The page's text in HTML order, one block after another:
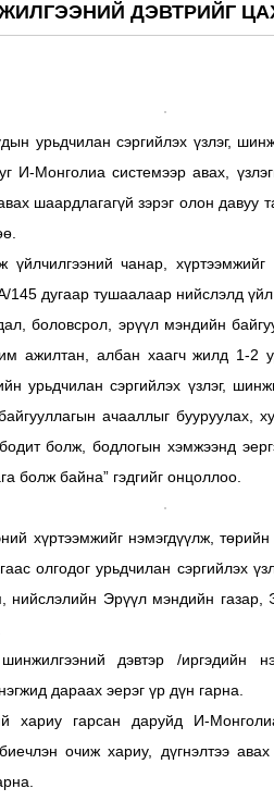
ДЭВТРИЙГ
урьдчилан сэргийлэх үзлэг,
И-Монголиа системээр авах,
шаардлагагүй зэрэг олон
чанар, хүртээмжийг
дугаар тушаалаар нийслэлд үйл
боловсрол, эрүүл мэндийн
ажилтан, албан хаагч жилд 1-2
урьдчилан сэргийлэх үзлэг,
ачааллыг бууруулах,
болж, бодлогын хэмжээнд
болж байна” гэдгийг онцоллоо.
хүртээмжийг нэмэгдүүлж,
олгодог урьдчилан сэргийлэх
Эрүүл мэндийн
дэвтэр /иргэдийн
дараах эерэг үр дүн гарна.
хариу гарсан даруйд И-
очиж хариу, дүгнэлтээ